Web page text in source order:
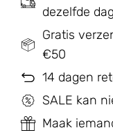
dezelfde
Gratis
€50
14 dagen
SALE kan
Maak